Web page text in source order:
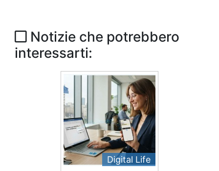
Notizie che potrebbero
interessarti:
Digital Life